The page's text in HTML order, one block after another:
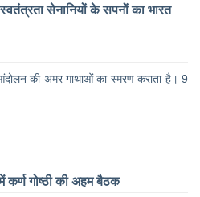
सेनानियों के सपनों का भारत
की अमर गाथाओं का स्मरण कराता है। 9
कर्ण गोष्ठी की अहम बैठक